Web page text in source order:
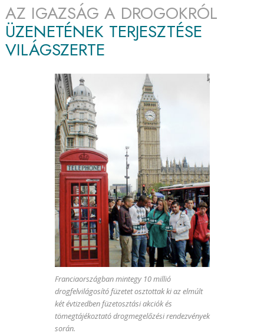
AZ IGAZSÁG A DROGOKRÓL
ÜZENETÉNEK TERJESZTÉSE
VILÁGSZERTE
Franciaországban mintegy 10 millió
drogfelvilágosító füzetet osztottak ki az elmúlt
két évtizedben füzetosztási akciók és
tömegtájékoztató drogmegelőzési rendezvények
során.